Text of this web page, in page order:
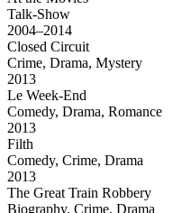
Talk-Show
2004–2014
Closed Circuit
Crime, Drama, Mystery
2013
Le Week-End
Comedy, Drama, Romance
2013
Filth
Comedy, Crime, Drama
2013
The Great Train Robbery
Biography, Crime, Drama